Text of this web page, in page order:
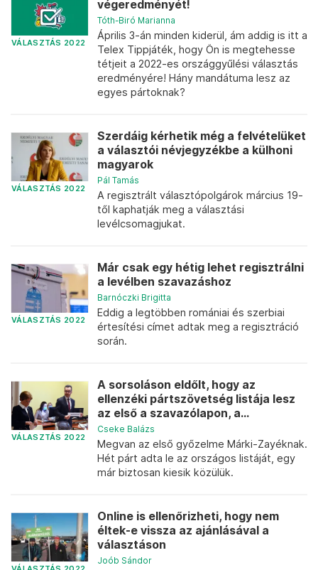
VÁLASZTÁS 2022
végeredményét!
Tóth-Biró Marianna
Április 3-án minden kiderül, ám addig is itt a
Telex Tippjáték, hogy Ön is megtehesse
tétjeit a 2022-es országgyűlési választás
eredményére! Hány mandátuma lesz az
egyes pártoknak?
VÁLASZTÁS 2022
Szerdáig kérhetik még a felvételüket
a választói névjegyzékbe a külhoni
magyarok
Pál Tamás
A regisztrált választópolgárok március 19-
től kaphatják meg a választási
levélcsomagjukat.
VÁLASZTÁS 2022
Már csak egy hétig lehet regisztrálni
a levélben szavazáshoz
Barnóczki Brigitta
Eddig a legtöbben romániai és szerbiai
értesítési címet adtak meg a regisztráció
során.
VÁLASZTÁS 2022
A sorsoláson eldőlt, hogy az
ellenzéki pártszövetség listája lesz
az első a szavazólapon, a...
Cseke Balázs
Megvan az első győzelme Márki-Zayéknak.
Hét párt adta le az országos listáját, egy
már biztosan kiesik közülük.
Online is ellenőrizheti, hogy nem
éltek-e vissza az ajánlásával a
választáson
Joób Sándor